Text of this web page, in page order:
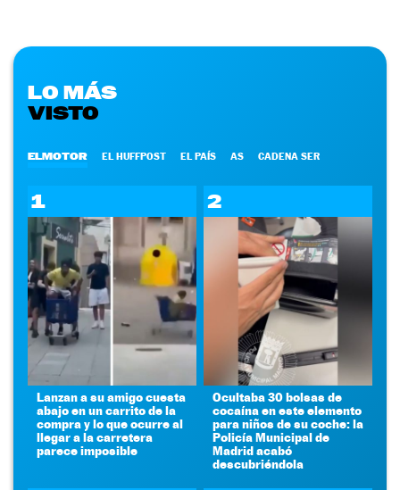
LO MÁS
VISTO
ELMOTOR EL HUFFPOST EL PAÍS AS CADENA SER
1
Lanzan a su amigo cuesta
abajo en un carrito de la
compra y lo que ocurre al
llegar a la carretera
parece imposible
2
Ocultaba 30 bolsas de
cocaína en este elemento
para niños de su coche: la
Policía Municipal de
Madrid acabó
descubriéndola